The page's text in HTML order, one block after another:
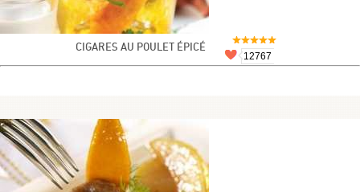
CIGARES AU POULET ÉPICÉ
12767